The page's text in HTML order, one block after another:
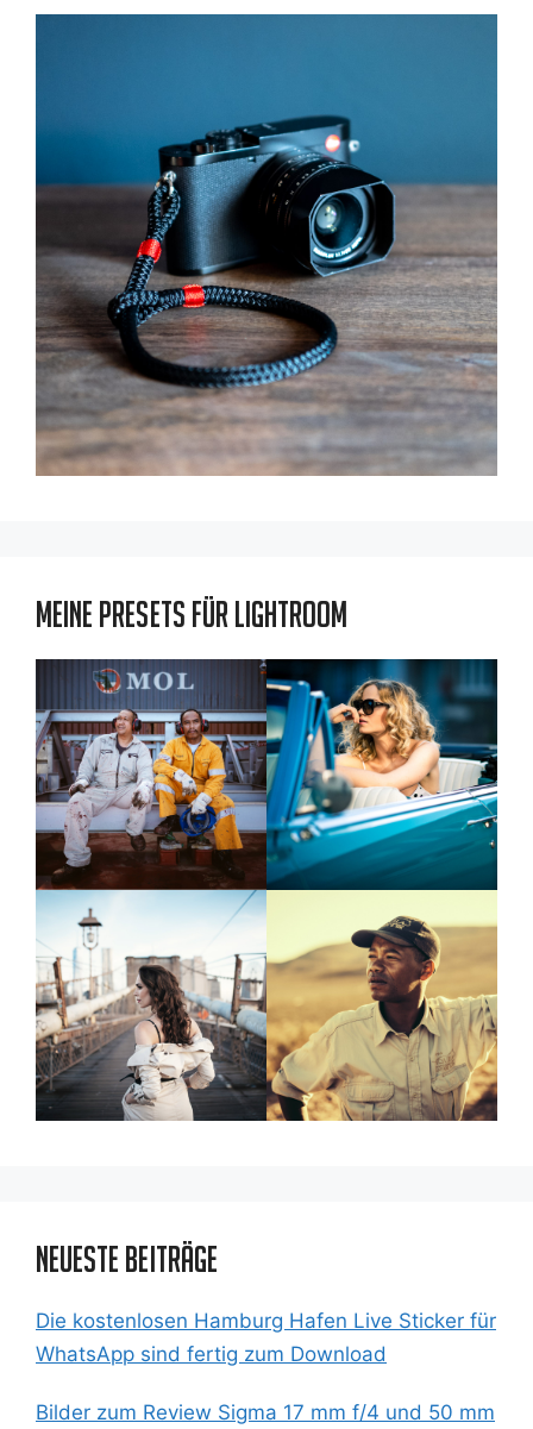
Meine Presets für Lightroom
Neueste Beiträge
Die kostenlosen Hamburg Hafen Live Sticker für
WhatsApp sind fertig zum Download
Bilder zum Review Sigma 17 mm f/4 und 50 mm